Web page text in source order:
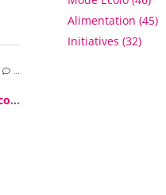
…
Elisabeth François @miss_toutnet_eco_bordeaux raconte les secrets de la lessive au savon de Marseille. Attention aux pièges : si le savon est blanc, il n'est pas à l'huile d'olive ! #LTDG #toutneteco #mavieecoresponsable
Alimentation (45)
Initiatives (32)